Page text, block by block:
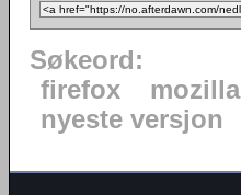
Søkeord:
firefox
mozilla
nyeste versjon